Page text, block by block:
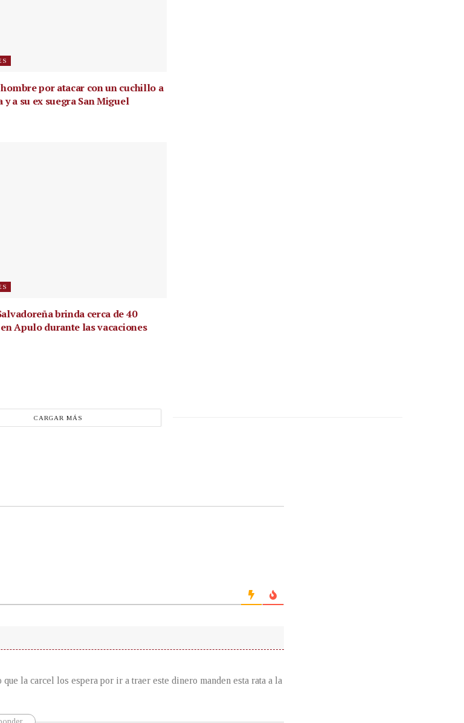
por atacar con un cuchillo a
y a su ex suegra San Miguel
brinda cerca de 40
Apulo durante las vacaciones
CARGAR MÁS
que la carcel los espera por ir a traer este dinero manden esta rata a la